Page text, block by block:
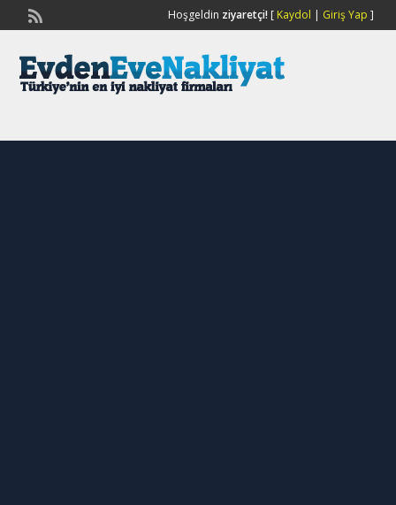
Hoşgeldin ziyaretçi![ Kaydol | Giriş Yap ]